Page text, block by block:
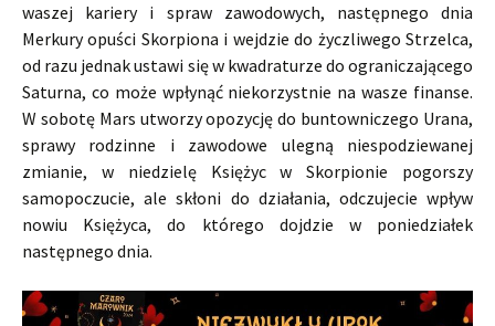
waszej kariery i spraw zawodowych, następnego dnia
Merkury opuści Skorpiona i wejdzie do życzliwego Strzelca,
od razu jednak ustawi się w kwadraturze do ograniczającego
Saturna, co może wpłynąć niekorzystnie na wasze finanse.
W sobotę Mars utworzy opozycję do buntowniczego Urana,
sprawy rodzinne i zawodowe ulegną niespodziewanej
zmianie, w niedzielę Księżyc w Skorpionie pogorszy
samopoczucie, ale skłoni do działania, odczujecie wpływ
nowiu Księżyca, do którego dojdzie w poniedziałek
następnego dnia.